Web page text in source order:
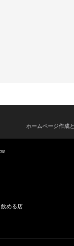
ホームページ作成
飲める店